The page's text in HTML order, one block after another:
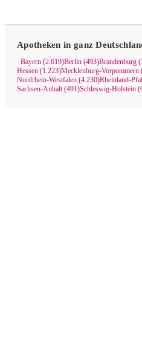
Apotheken in ganz
Bayern (2.619)Berlin (493)Brandenburg
Hessen (1.223)Mecklenburg-Vorpommern
Nordrhein-Westfalen (4.230)Rheinland-
Sachsen-Anhalt (491)Schleswig-Holstein